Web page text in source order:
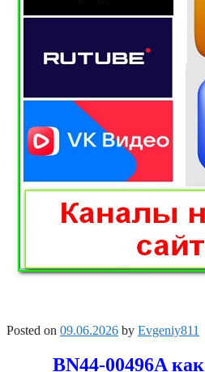
Posted on 09.06.2026 by Evgeniy811
BN44-00496A